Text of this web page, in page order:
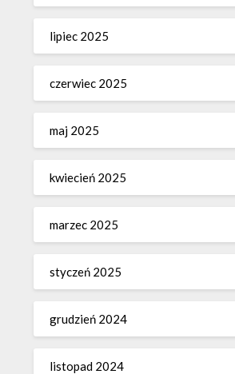
lipiec 2025
czerwiec 2025
maj 2025
kwiecień 2025
marzec 2025
styczeń 2025
grudzień 2024
listopad 2024